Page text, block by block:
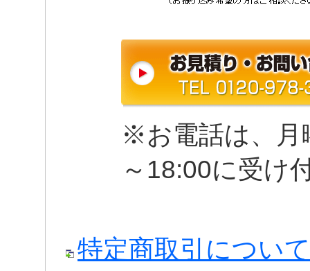
※お電話は、月
～18:00に受け
特定商取引につい